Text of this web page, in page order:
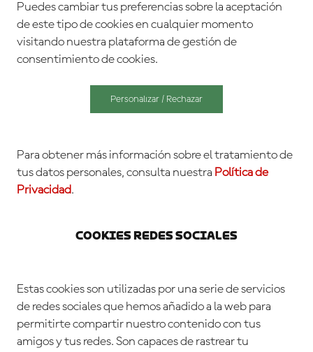
Puedes cambiar tus preferencias sobre la aceptación
de este tipo de cookies en cualquier momento
visitando nuestra plataforma de gestión de
consentimiento de cookies.
Personalizar / Rechazar
Para obtener más información sobre el tratamiento de
tus datos personales, consulta nuestra Política de
Privacidad.
Cookies Redes Sociales
Estas cookies son utilizadas por una serie de servicios
de redes sociales que hemos añadido a la web para
permitirte compartir nuestro contenido con tus
amigos y tus redes. Son capaces de rastrear tu